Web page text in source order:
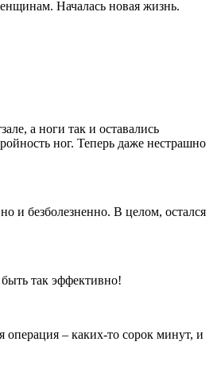
Началась новая жизнь.
а ноги так и оставались
ног. Теперь даже нестрашно
и безболезненно. В целом, остался
так эффективно!
операция – каких-то сорок минут, и